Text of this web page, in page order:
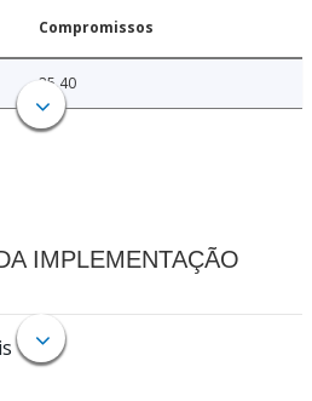
Compromissos
25.40
IMPLEMENTAÇÃO